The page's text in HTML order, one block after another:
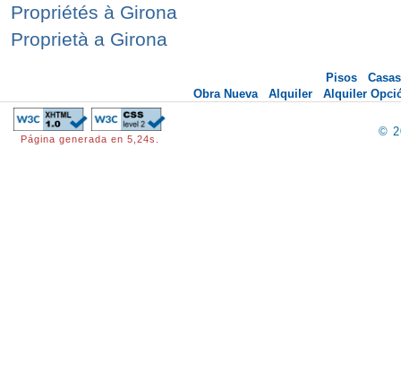
Propriétés à Girona
Proprietà a Girona
Pisos
Casas
Obra Nueva
Alquiler Alquiler
Página generada en 5,24s.
©